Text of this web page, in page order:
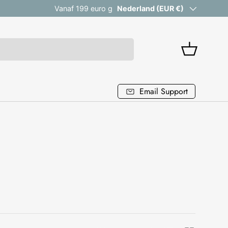
Vanaf 199 euro gratis
Land/Regio
Nederland (EUR €)
Mandje
Email Support